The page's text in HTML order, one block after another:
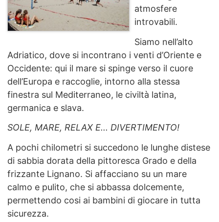
atmosfere
introvabili.
Siamo nell’alto
Adriatico, dove si incontrano i venti d’Oriente e
Occidente: qui il mare si spinge verso il cuore
dell’Europa e raccoglie, intorno alla stessa
finestra sul Mediterraneo, le civiltà latina,
germanica e slava.
SOLE, MARE, RELAX E... DIVERTIMENTO!
A pochi chilometri si succedono le lunghe distese
di sabbia dorata della pittoresca Grado e della
frizzante Lignano. Si affacciano su un mare
calmo e pulito, che si abbassa dolcemente,
permettendo cosi ai bambini di giocare in tutta
sicurezza.